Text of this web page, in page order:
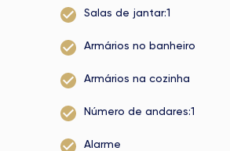
Salas de jantar:1
Armários no banheiro
Armários na cozinha
Número de andares:1
Alarme